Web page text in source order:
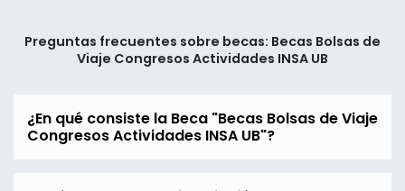
Preguntas frecuentes sobre becas: Becas Bolsas de
Viaje Congresos Actividades INSA UB
¿En qué consiste la Beca "Becas Bolsas de Viaje
Congresos Actividades INSA UB"?